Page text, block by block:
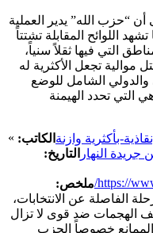
أن “حزب الله” يدير العملية
تشهد اللوائح المقابلة تشتتاً
التي فيها ثقلاً سنياً،
موالية تجعل الأكثرية له
والدولي الشامل للوضع
التي تحدد الهيمنة
بأكثرية وازنة الكاتب:
النهار التاريخ:
https:// ملخص:
الفاصلة عن الانتخابات،
الهجمات ضد قوى لا تزال
خصوصاً الحزب
»